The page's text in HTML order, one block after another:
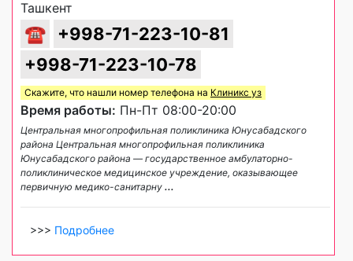
Ташкент
☎
+998-71-223-10-81
+998-71-223-10-78
Скажите, что нашли номер телефона на Клиникс уз
Время работы: Пн-Пт 08:00-20:00
Центральная многопрофильная поликлиника Юнусабадского
района Центральная многопрофильная поликлиника
Юнусабадского района — государственное амбулаторно-
поликлиническое медицинское учреждение, оказывающее
первичную медико-санитарну ...
>>> Подробнее